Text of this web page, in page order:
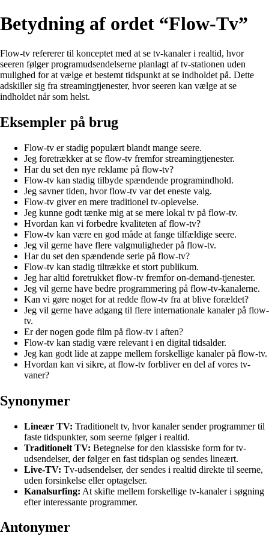
Betydning af ordet “Flow-Tv”
Flow-tv refererer til konceptet med at se tv-kanaler i realtid, hvor
seeren følger programudsendelserne planlagt af tv-stationen uden
mulighed for at vælge et bestemt tidspunkt at se indholdet på. Dette
adskiller sig fra streamingtjenester, hvor seeren kan vælge at se
indholdet når som helst.
Eksempler på brug
Flow-tv er stadig populært blandt mange seere.
Jeg foretrækker at se flow-tv fremfor streamingtjenester.
Har du set den nye reklame på flow-tv?
Flow-tv kan stadig tilbyde spændende programindhold.
Jeg savner tiden, hvor flow-tv var det eneste valg.
Flow-tv giver en mere traditionel tv-oplevelse.
Jeg kunne godt tænke mig at se mere lokal tv på flow-tv.
Hvordan kan vi forbedre kvaliteten af flow-tv?
Flow-tv kan være en god måde at fange tilfældige seere.
Jeg vil gerne have flere valgmuligheder på flow-tv.
Har du set den spændende serie på flow-tv?
Flow-tv kan stadig tiltrække et stort publikum.
Jeg har altid foretrukket flow-tv fremfor on-demand-tjenester.
Jeg vil gerne have bedre programmering på flow-tv-kanalerne.
Kan vi gøre noget for at redde flow-tv fra at blive forældet?
Jeg vil gerne have adgang til flere internationale kanaler på flow-
tv.
Er der nogen gode film på flow-tv i aften?
Flow-tv kan stadig være relevant i en digital tidsalder.
Jeg kan godt lide at zappe mellem forskellige kanaler på flow-tv.
Hvordan kan vi sikre, at flow-tv forbliver en del af vores tv-
vaner?
Synonymer
Lineær TV: Traditionelt tv, hvor kanaler sender programmer til
faste tidspunkter, som seerne følger i realtid.
Traditionelt TV: Betegnelse for den klassiske form for tv-
udsendelser, der følger en fast tidsplan og sendes lineært.
Live-TV: Tv-udsendelser, der sendes i realtid direkte til seerne,
uden forsinkelse eller optagelser.
Kanalsurfing: At skifte mellem forskellige tv-kanaler i søgning
efter interessante programmer.
Antonymer